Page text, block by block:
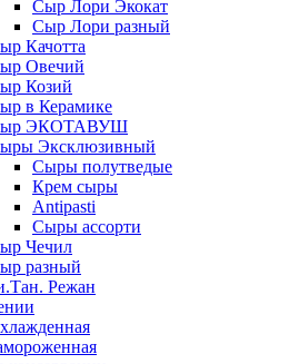
Сыр Лори Экокат
Сыр Лори разный
Качотта
Овечий
Козий
в Керамике
ЭКОТАВУШ
Эксклюзивный
Сыры полутведые
Крем сыры
Antipasti
Сыры ассорти
Чечил
разный
Режан